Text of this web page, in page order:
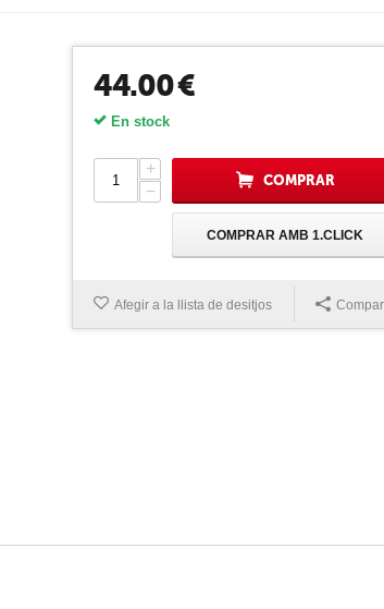
44.00€
En stock
+
−
COMPRAR
COMPRAR AMB 1.CLICK
Afegir a la llista de desitjos